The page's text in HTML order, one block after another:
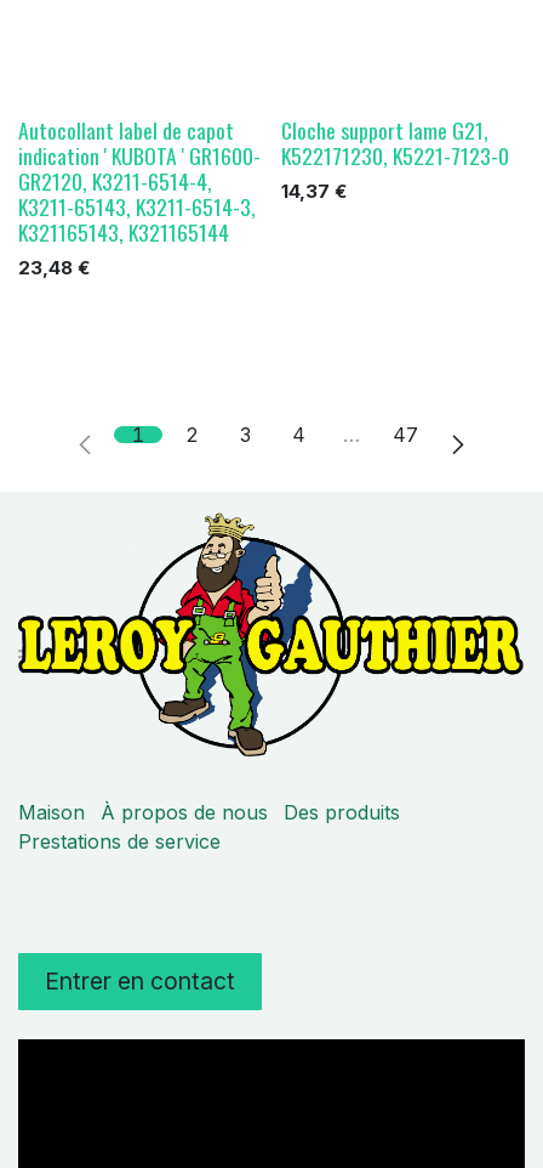
Autocollant label de capot
indication ' KUBOTA ' GR1600-
GR2120, K3211-6514-4,
K3211-65143, K3211-6514-3,
K321165143, K321165144
23,48 €
Cloche support lame G21,
K522171230, K5221-7123-0
14,37 €
1 2 3 4 … 47
Maison À propos de nous
Des produits
Prestations de service
Entrer en contact